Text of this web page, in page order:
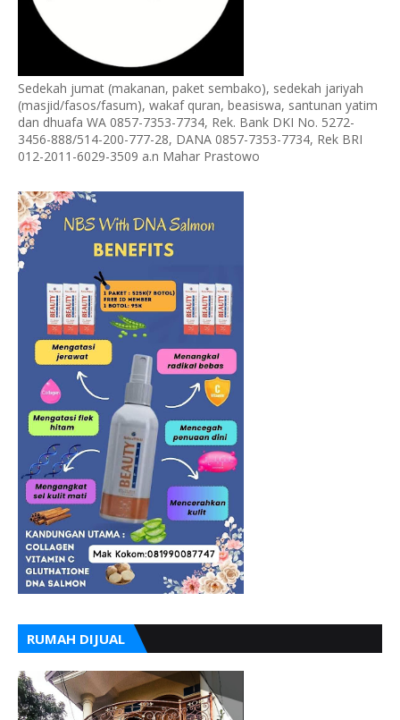
Sedekah jumat (makanan, paket sembako), sedekah jariyah
(masjid/fasos/fasum), wakaf quran, beasiswa, santunan yatim
dan dhuafa WA 0857-7353-7734, Rek. Bank DKI No. 5272-
3456-888/514-200-777-28, DANA 0857-7353-7734, Rek BRI
012-2011-6029-3509 a.n Mahar Prastowo
RUMAH DIJUAL